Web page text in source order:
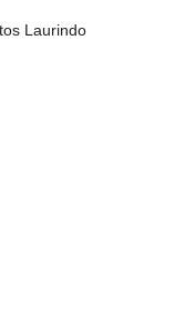
Laurindo